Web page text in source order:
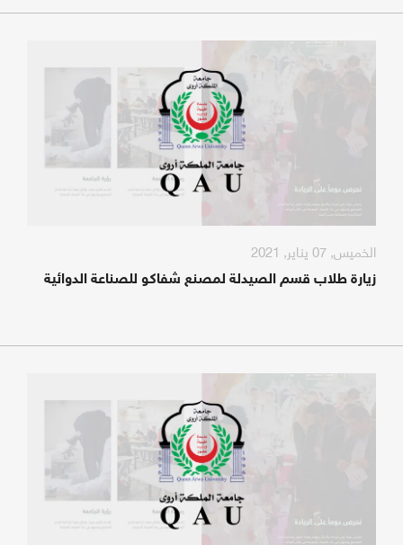
الخميس, 07 يناير, 2021
زيارة طلاب قسم الصيدلة لمصنع شفاكو للصناعة الدوائية